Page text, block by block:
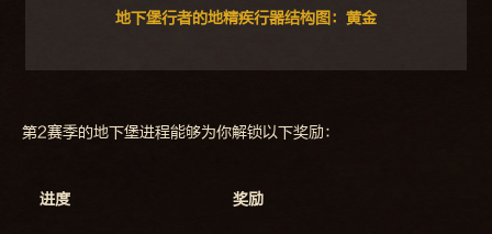
地下堡行者的地精疾行器结构图：黄金
第2赛季的地下堡进程能够为你解锁以下奖励：
进度 奖励